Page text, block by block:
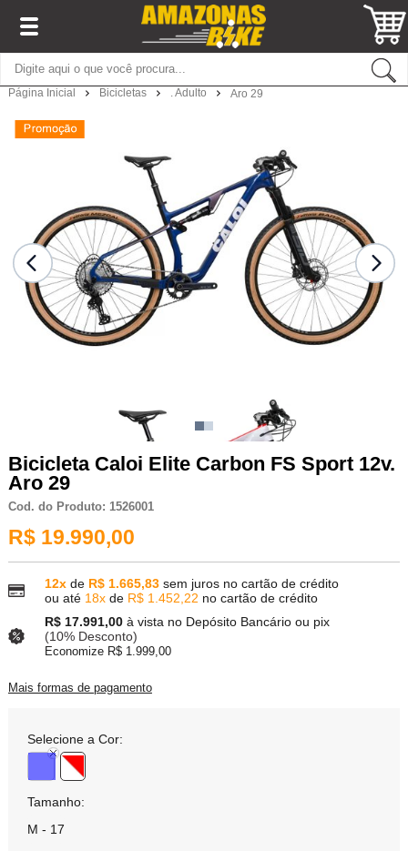
Página Inicial Bicicletas . Adulto Aro 29
Bicicleta Caloi Elite Carbon FS Sport 12v.
Aro 29
Cod. do Produto: 1526001
R$ 19.990,00
12xde R$ 1.665,83 sem juros no cartão de crédito
ou até 18xde R$ 1.452,22 no cartão de crédito
R$ 17.991,00 à vista no Depósito Bancário ou pix
(10% Desconto)
Economize R$ 1.999,00
Mais formas de pagamento
Selecione a Cor:
Tamanho:
M - 17